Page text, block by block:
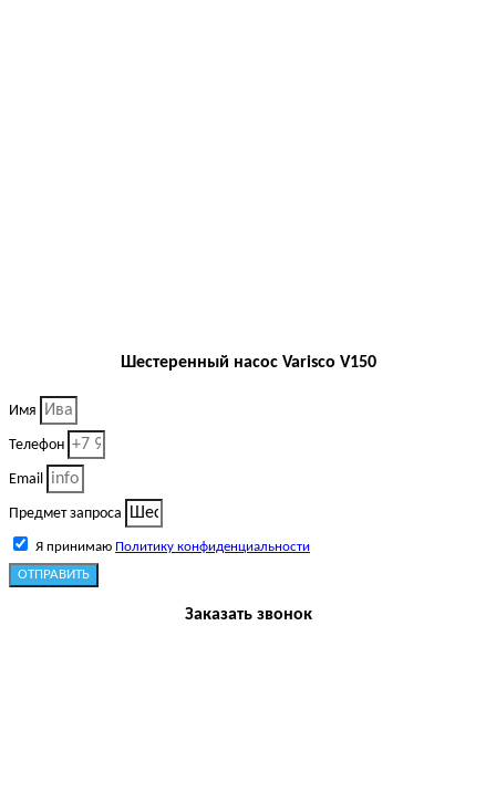
Шестеренный насос Varisco V150
Имя
Телефон
Email
Предмет запроса
Я принимаю Политику конфиденциальности
ОТПРАВИТЬ
Заказать звонок